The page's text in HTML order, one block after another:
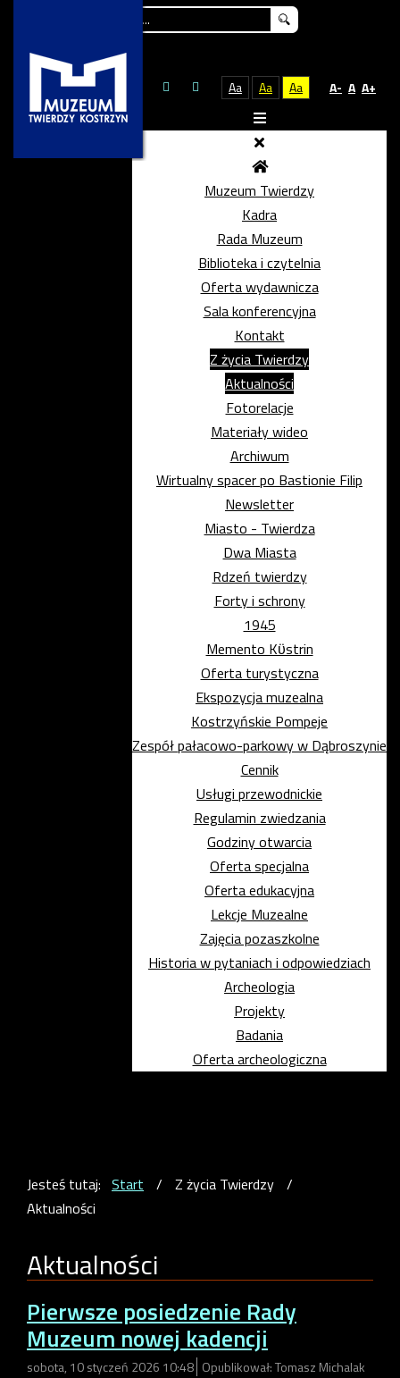
Aa Aa Aa A- A A+
Muzeum Twierdzy
Kadra
Rada Muzeum
Biblioteka i czytelnia
Oferta wydawnicza
Sala konferencyjna
Kontakt
Z życia Twierdzy
Aktualności
Fotorelacje
Materiały wideo
Archiwum
Wirtualny spacer po Bastionie Filip
Newsletter
Miasto - Twierdza
Dwa Miasta
Rdzeń twierdzy
Forty i schrony
1945
Memento Kϋstrin
Oferta turystyczna
Ekspozycja muzealna
Kostrzyńskie Pompeje
Zespół pałacowo-parkowy w Dąbroszynie
Cennik
Usługi przewodnickie
Regulamin zwiedzania
Godziny otwarcia
Oferta specjalna
Oferta edukacyjna
Lekcje Muzealne
Zajęcia pozaszkolne
Historia w pytaniach i odpowiedziach
Archeologia
Projekty
Badania
Oferta archeologiczna
Jesteś tutaj: Start / Z życia Twierdzy /
Aktualności
Aktualności
Pierwsze posiedzenie Rady
Muzeum nowej kadencji
sobota, 10 styczeń 2026 10:48 Opublikował: Tomasz Michalak